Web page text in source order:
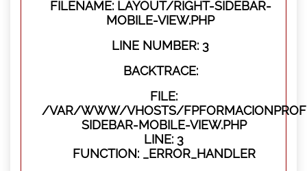
FILENAME: LAYOUT/RIGHT-SIDEBAR-
MOBILE-VIEW.PHP
LINE NUMBER: 3
BACKTRACE:
FILE:
/VAR/WWW/VHOSTS/
SIDEBAR-MOBILE-VIEW.PHP
LINE: 3
FUNCTION: _ERROR_HANDLER